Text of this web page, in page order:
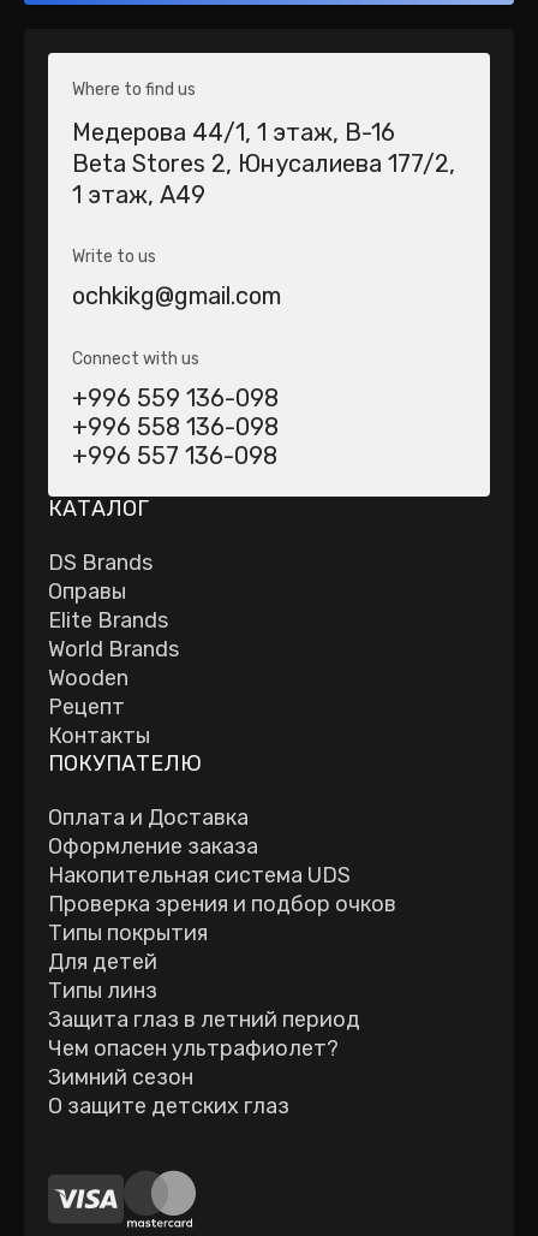
Where to find us
Медерова 44/1​, 1 этаж, В-16
Beta Stores 2​, Юнусалиева 177/2,
1 этаж, А49
Write to us
ochkikg@gmail.com
Connect with us
+996 559 136-098
+996 558 136-098
+996 557 136-098
КАТАЛОГ
DS Brands
Оправы
Elite Brands
World Brands
Wooden
Рецепт
Контакты
ПОКУПАТЕЛЮ
Оплата и Доставка
Оформление заказа
Накопительная система UDS
Проверка зрения и подбор очков
Типы покрытия
Для детей
Типы линз
Защита глаз в летний период
Чем опасен ультрафиолет?
Зимний сезон
О защите детских глаз